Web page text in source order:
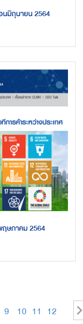
นมิถุนายน 2564
ษภาคม 2564
9 10 11 12